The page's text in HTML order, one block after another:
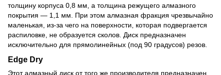
толщину корпуса 0,8 мм, а толщина режущего алмазного
покрытия — 1,1 мм. При этом алмазная фракция чрезвычайно
маленькая, из-за чего на поверхности, которая подвергается
распиловке, не образуется сколов. Диск предназначен
исключительно для прямолинейных (под 90 градусов) резов.
Edge Dry
Этот алмазный диск от того же производителя предназначен